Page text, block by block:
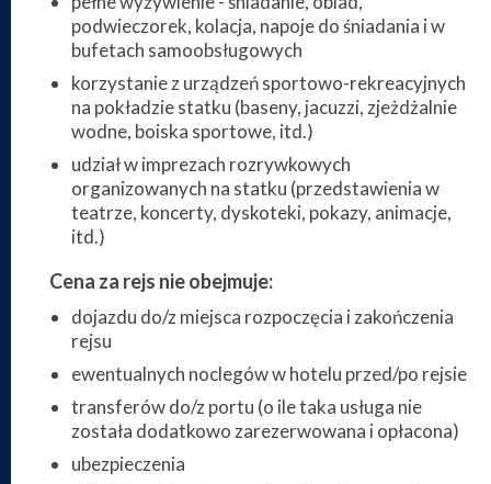
podwieczorek, kolacja, napoje do śniadania i w
bufetach samoobsługowych
korzystanie z urządzeń sportowo-rekreacyjnych
na pokładzie statku (baseny, jacuzzi, zjeżdżalnie
wodne, boiska sportowe, itd.)
udział w imprezach rozrywkowych
organizowanych na statku (przedstawienia w
teatrze, koncerty, dyskoteki, pokazy, animacje,
itd.)
Cena za rejs nie obejmuje:
dojazdu do/z miejsca rozpoczęcia i zakończenia
rejsu
ewentualnych noclegów w hotelu przed/po rejsie
transferów do/z portu (o ile taka usługa nie
została dodatkowo zarezerwowana i opłacona)
ubezpieczenia